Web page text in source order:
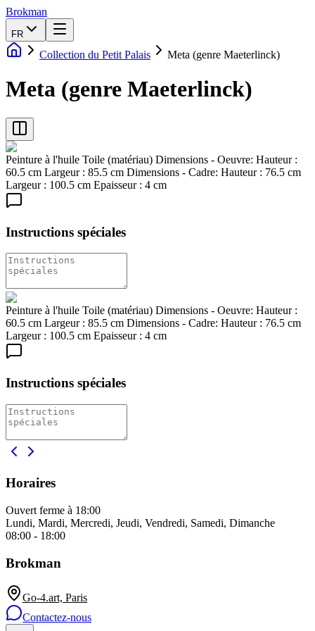
Brokman
FR
Collection du Petit Palais Meta (genre Maeterlinck)
Meta (genre Maeterlinck)
Peinture à l'huile Toile (matériau) Dimensions - Oeuvre: Hauteur :
60.5 cm Largeur : 85.5 cm Dimensions - Cadre: Hauteur : 76.5 cm
Largeur : 100.5 cm Epaisseur : 4 cm
Instructions spéciales
Peinture à l'huile Toile (matériau) Dimensions - Oeuvre: Hauteur :
60.5 cm Largeur : 85.5 cm Dimensions - Cadre: Hauteur : 76.5 cm
Largeur : 100.5 cm Epaisseur : 4 cm
Instructions spéciales
Horaires
Ouvert ferme à 18:00
Lundi, Mardi, Mercredi, Jeudi, Vendredi, Samedi, Dimanche
08:00 - 18:00
Brokman
Go-4.art, Paris
Contactez-nous